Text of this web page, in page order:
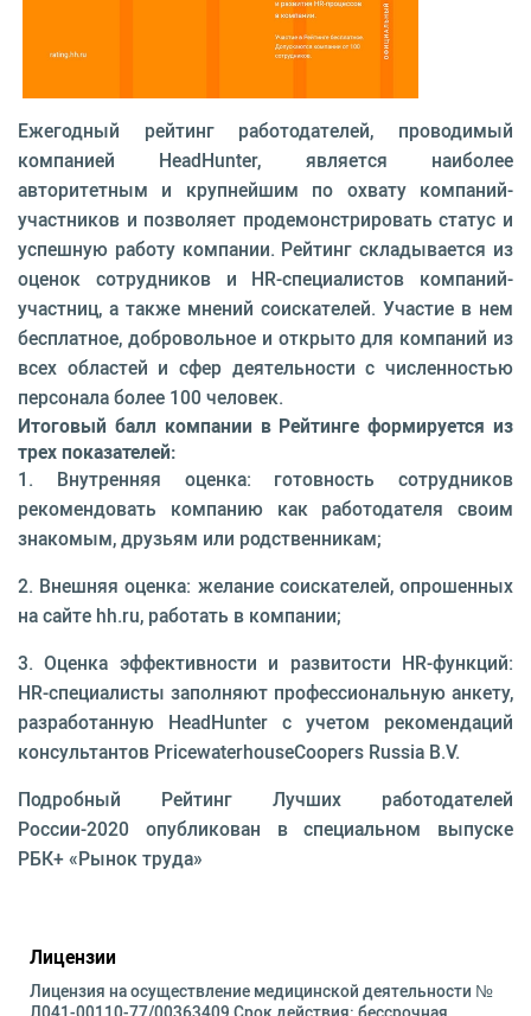
Ежегодный рейтинг работодателей, проводимый
компанией HeadHunter, является наиболее
авторитетным и крупнейшим по охвату компаний-
участников и позволяет продемонстрировать статус и
успешную работу компании. Рейтинг складывается из
оценок сотрудников и HR-специалистов компаний-
участниц, а также мнений соискателей. Участие в нем
бесплатное, добровольное и открыто для компаний из
всех областей и сфер деятельности с численностью
персонала более 100 человек.
Итоговый балл компании в Рейтинге формируется из
трех показателей:
1. Внутренняя оценка: готовность сотрудников
рекомендовать компанию как работодателя своим
знакомым, друзьям или родственникам;
2. Внешняя оценка: желание соискателей, опрошенных
на сайте hh.ru, работать в компании;
3. Оценка эффективности и развитости HR-функций:
HR-специалисты заполняют профессиональную анкету,
разработанную HeadHunter с учетом рекомендаций
консультантов PricewaterhouseCoopers Russia B.V.
Подробный Рейтинг Лучших работодателей
России-2020 опубликован в специальном выпуске
РБК+ «Рынок труда»
Лицензии
Лицензия на осуществление медицинской деятельности №